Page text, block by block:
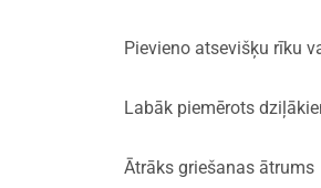
Pievieno atsevišķu rīku
Labāk piemērots
Ātrāks griešanas ātrums